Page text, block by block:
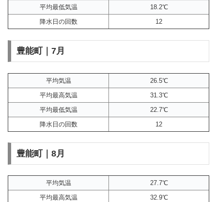
平均最低気温
18.2℃
降水日の回数
12
豊能町｜7月
平均気温
26.5℃
平均最高気温
31.3℃
平均最低気温
22.7℃
降水日の回数
12
豊能町｜8月
平均気温
27.7℃
平均最高気温
32.9℃